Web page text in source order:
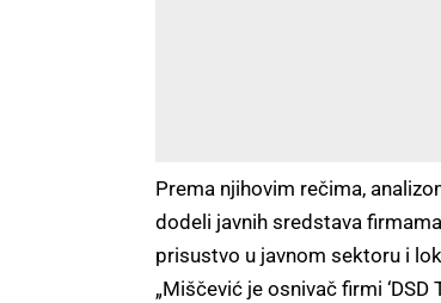
Prema njihovim rečima,
dodeli javnih sredstava
prisustvo u javnom sektoru i
„Miščević je osnivač firmi ‘DSD